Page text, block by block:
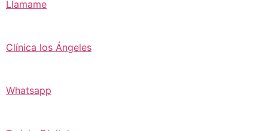
Llamame
Clínica los Ángeles
Whatsapp